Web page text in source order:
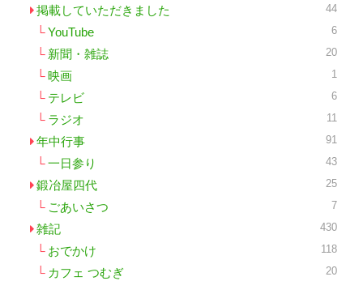
掲載していただきました 44
YouTube 6
新聞・雑誌 20
映画 1
テレビ 6
ラジオ 11
年中行事 91
一日参り 43
鍛冶屋四代 25
ごあいさつ 7
雑記 430
おでかけ 118
カフェ つむぎ 20